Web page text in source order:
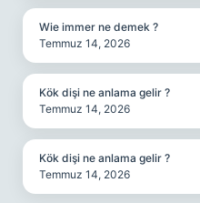
Wie immer ne demek ?
Temmuz 14, 2026
Kök dişi ne anlama gelir ?
Temmuz 14, 2026
Kök dişi ne anlama gelir ?
Temmuz 14, 2026